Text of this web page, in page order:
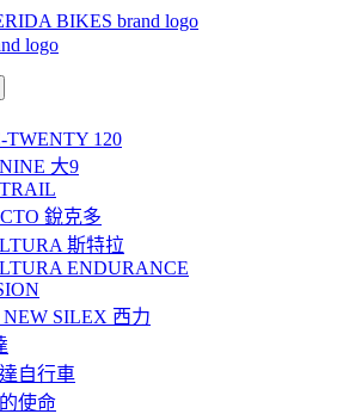
TWENTY 120
大9
銳克多
斯特拉
ENDURANCE
SILEX 西力
自行車
使命